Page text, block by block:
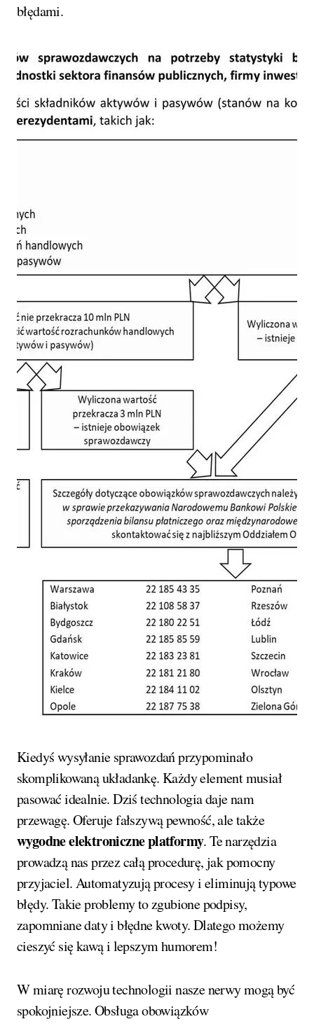
błędami.
Kiedyś wysyłanie sprawozdań przypominało
skomplikowaną układankę. Każdy element musiał
pasować idealnie. Dziś technologia daje nam
przewagę. Oferuje fałszywą pewność, ale także
wygodne elektroniczne platformy. Te narzędzia
prowadzą nas przez całą procedurę, jak pomocny
przyjaciel. Automatyzują procesy i eliminują typowe
błędy. Takie problemy to zgubione podpisy,
zapomniane daty i błędne kwoty. Dlatego możemy
cieszyć się kawą i lepszym humorem!
W miarę rozwoju technologii nasze nerwy mogą być
spokojniejsze. Obsługa obowiązków